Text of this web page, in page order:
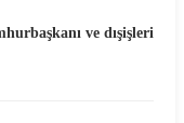
ve dışişleri